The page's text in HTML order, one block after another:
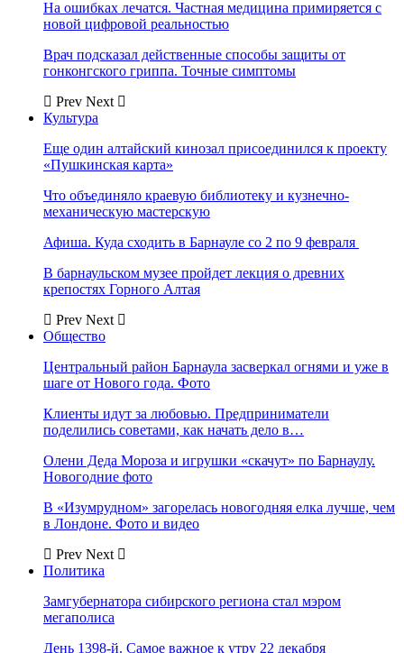
На ошибках лечатся. Частная медицина примиряется с
новой цифровой реальностью
Врач подсказал действенные способы защиты от
гонконгского гриппа. Точные симптомы
Prev Next
Культура
Еще один алтайский кинозал присоединился к проекту
«Пушкинская карта»
Что объединяло краевую библиотеку и кузнечно-
механическую мастерскую
Афиша. Куда сходить в Барнауле со 2 по 9 февраля
В барнаульском музее пройдет лекция о древних
крепостях Горного Алтая
Prev Next
Общество
Центральный район Барнаула засверкал огнями и уже в
шаге от Нового года. Фото
Клиенты идут за любовью. Предприниматели
поделились советами, как начать дело в…
Олени Деда Мороза и игрушки «скачут» по Барнаулу.
Новогодние фото
В «Изумрудном» загорелась новогодняя елка лучше, чем
в Лондоне. Фото и видео
Prev Next
Политика
Замгубернатора сибирского региона стал мэром
мегаполиса
День 1398-й. Самое важное к утру 22 декабря